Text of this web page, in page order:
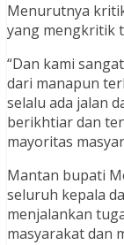
Menurutnya
yang mengkritik
“Dan kami
dari manapun
selalu ada jalan
berikhtiar dan
mayoritas
Mantan bupati
seluruh kepala
menjalankan
masyarakat dan